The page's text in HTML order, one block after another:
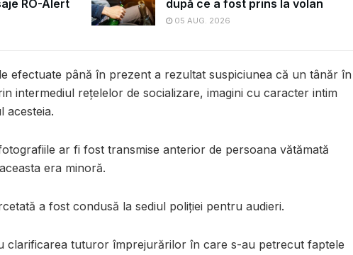
RO-Alert
după ce a fost prins la volan
05 AUG. 2026
efectuate până în prezent a rezultat suspiciunea că un tânăr în
intermediul rețelelor de socializare, imagini cu caracter intim
acesteia.
ar fi fost transmise anterior de persoana vătămată
era minoră.
a fost condusă la sediul poliției pentru audieri.
clarificarea tuturor împrejurărilor în care s-au petrecut faptele